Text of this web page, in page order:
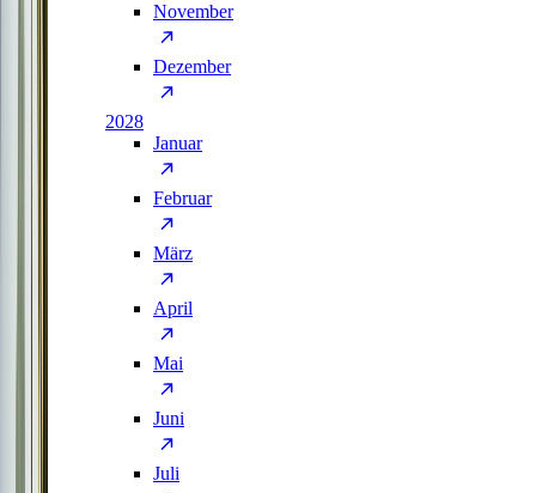
November
Dezember
2028
Januar
Februar
März
April
Mai
Juni
Juli